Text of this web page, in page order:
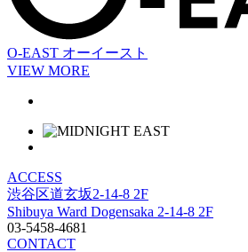
O-EAST オーイースト
VIEW MORE
ACCESS
渋谷区道玄坂2-14-8 2F
Shibuya Ward Dogensaka 2-14-8 2F
03-5458-4681
CONTACT